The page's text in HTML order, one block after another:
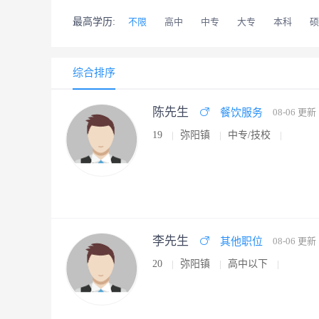
最高学历: 不限 高中 中专 大专 本科
综合排序
陈先生 餐饮服务 08-06 更新
19 弥阳镇 中专/技校
李先生 其他职位 08-06 更新
20 弥阳镇 高中以下